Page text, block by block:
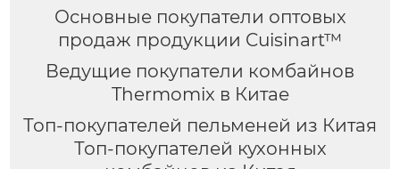
Основные покупатели оптовых
продаж продукции Cuisinart™
Ведущие покупатели комбайнов
Thermomix в Китае
Топ-покупателей пельменей из Китая
Топ-покупателей кухонных